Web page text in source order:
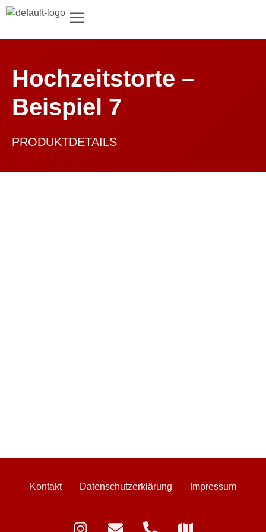
Hochzeitstorte –
Beispiel 7
PRODUKTDETAILS
Kontakt Datenschutzerklärung Impressum